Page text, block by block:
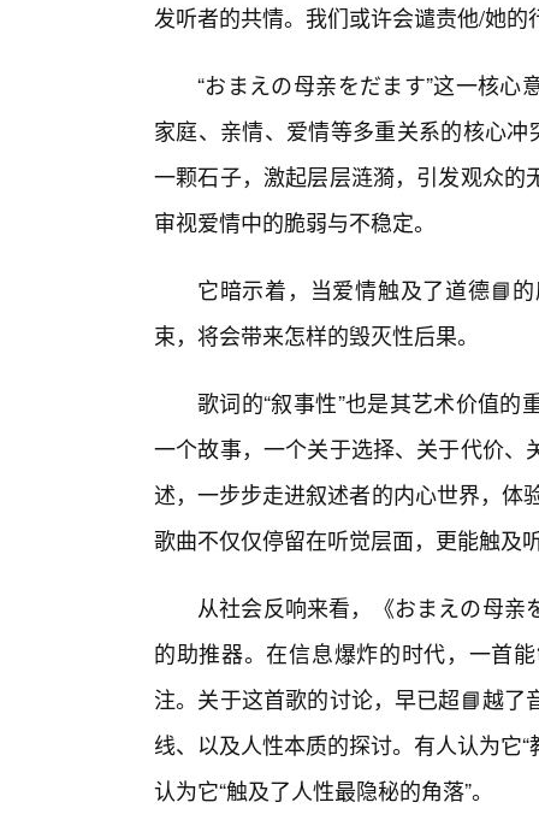
发听者的共情。我们或许会谴责他/她
“おまえの母亲をだます”这一核
家庭、亲情、爱情等多重关系的核心
一颗石子，激起层层涟漪，引发观众
审视爱情中的脆弱与不稳定。
它暗示着，当爱情触及了道德📘
束，将会带来怎样的毁灭性后果。
歌词的“叙事性”也是其艺术价值
一个故事，一个关于选择、关于代价
述，一步步走进叙述者的内心世界，体
歌曲不仅仅停留在听觉层面，更能触及
从社会反响来看，《おまえの母
的助推器。在信息爆炸的时代，一首
注。关于这首歌的讨论，早已超📘越
线、以及人性本质的探讨。有人认为它
认为它“触及了人性最隐秘的角落”。